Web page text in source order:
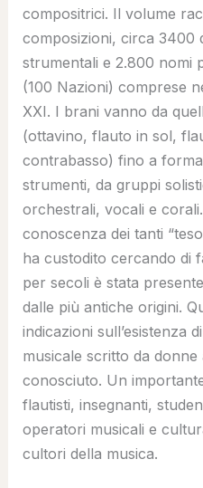
compositrici. Il volume
composizioni, circa 3400
strumentali e 2.800 nomi
(100 Nazioni) comprese
XXI. I brani vanno da
(ottavino, flauto in sol,
contrabasso) fino a
strumenti, da gruppi
orchestrali, vocali e
conoscenza dei tanti
ha custodito cercando di
per secoli è stata
dalle più antiche origini.
indicazioni sull’esistenza
musicale scritto da
conosciuto. Un
flautisti, insegnanti,
operatori musicali e
cultori della musica.